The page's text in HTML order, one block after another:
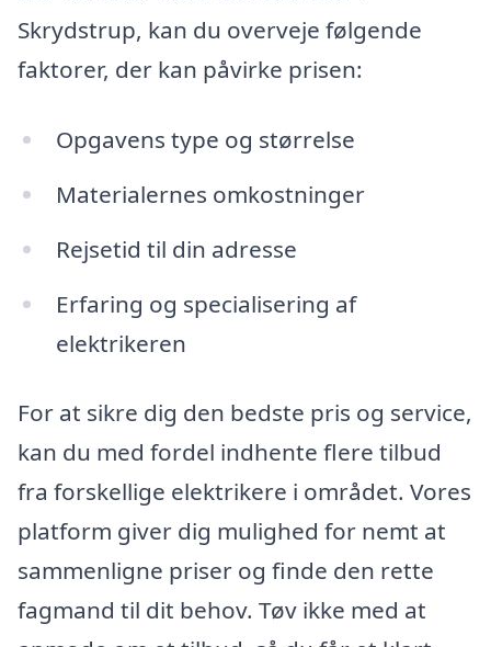
Skrydstrup, kan du overveje følgende
faktorer, der kan påvirke prisen:
Opgavens type og størrelse
Materialernes omkostninger
Rejsetid til din adresse
Erfaring og specialisering af
elektrikeren
For at sikre dig den bedste pris og service,
kan du med fordel indhente flere tilbud
fra forskellige elektrikere i området. Vores
platform giver dig mulighed for nemt at
sammenligne priser og finde den rette
fagmand til dit behov. Tøv ikke med at